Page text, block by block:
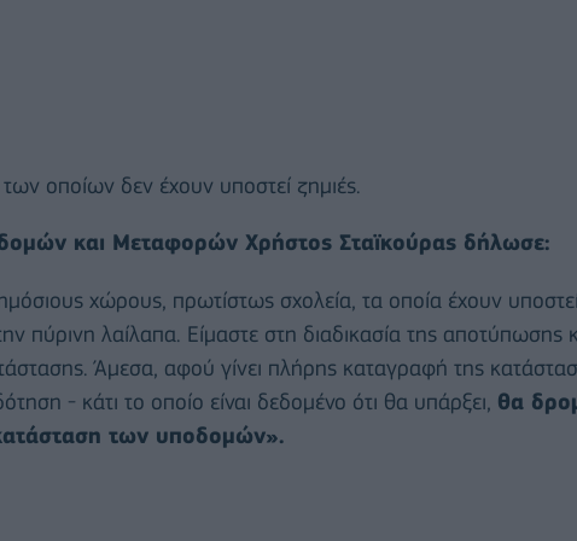
των οποίων δεν έχουν υποστεί ζημιές.
και Μεταφορών Χρήστος Σταϊκούρας δήλωσε:
χώρους, πρωτίστως σχολεία, τα οποία έχουν
πύρινη λαίλαπα. Είμαστε στη διαδικασία της αποτύπωσης
Άμεσα, αφού γίνει πλήρης καταγραφή της
- κάτι το οποίο είναι δεδομένο ότι θα υπάρξει, θα
των υποδομών».